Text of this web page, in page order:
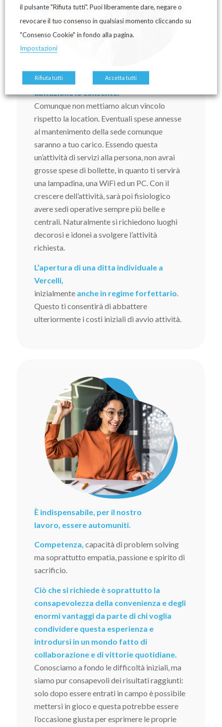
Potrai lavorare da casa se la tua
abitazione lo consente.
Comunque non mettiamo alcun vincolo
rispetto la location. Eventuali spese annesse
al mantenimento della sede comunque
saranno a tuo carico. Essendo questa
un’attività di servizi alla persona, non avrai
grosse spese di bollette, in quanto ti servirà
una lampadina, una WiFi ed un PC. Con il
crescere dell’attività, sarà poi fisiologico
avere sedi operative sempre più belle e
centrali. Naturalmente si richiedono luoghi
decorosi e idonei a svolgere l’attività
richiesta.
L’apertura di una ditta individuale a
Vercelli,
inizialmente anche in regime forfettario
Questo ti consentirà di abbattere
ulteriormente i costi iniziali di avvio attività.
È indispensabile, per il nostro
lavoro, essere automuniti.
Competenza, capacità di problem solving
ma soprattutto empatia, passione e spirito di
sacrificio.
Ciò che si richiede è soprattutto la
consapevolezza della convenienza e degli
enormi vantaggi da parte di chi voglia
condividere questa esperienza e
introdursi in un mondo fatto di
collaborazione e di vittorie quotidiane.
Conosciamo a fondo le difficoltà iniziali, ma
siamo pur consapevoli dei risultati raggiunti:
solo dopo essere entrati in campo è possibile
mettersi in gioco e questa potrebbe essere
l’occasione giusta per esprimere le proprie
il pulsante "Rifiuta tutti". Puoi liberamente dare, negare o
revocare il tuo consenso in qualsiasi momento cliccando su
"Consenso Cookie" in fondo alla pagina.
Impostazioni
Rifiuta tutti Accetta tutti